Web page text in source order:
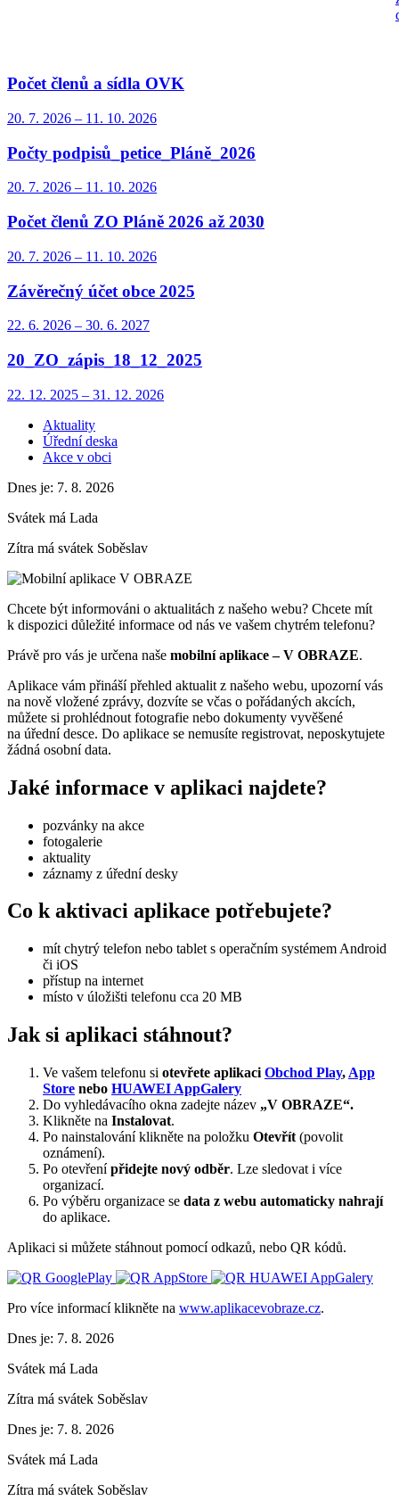
Počet členů a sídla OVK
20. 7. 2026 – 11. 10. 2026
Počty podpisů_petice_Pláně_2026
20. 7. 2026 – 11. 10. 2026
Počet členů ZO Pláně 2026 až 2030
20. 7. 2026 – 11. 10. 2026
Závěrečný účet obce 2025
22. 6. 2026 – 30. 6. 2027
20_ZO_zápis_18_12_2025
22. 12. 2025 – 31. 12. 2026
Aktuality
Úřední deska
Akce v obci
Dnes je: 7. 8. 2026
Svátek má Lada
Zítra má svátek Soběslav
Chcete být informováni o aktualitách z našeho webu? Chcete mít
k dispozici důležité informace od nás ve vašem chytrém telefonu?
Právě pro vás je určena naše mobilní aplikace – V OBRAZE.
Aplikace vám přináší přehled aktualit z našeho webu, upozorní vás
na nově vložené zprávy, dozvíte se včas o pořádaných akcích,
můžete si prohlédnout fotografie nebo dokumenty vyvěšené
na úřední desce. Do aplikace se nemusíte registrovat, neposkytujete
žádná osobní data.
Jaké informace v aplikaci najdete?
pozvánky na akce
fotogalerie
aktuality
záznamy z úřední desky
Co k aktivaci aplikace potřebujete?
mít chytrý telefon nebo tablet s operačním systémem Android
či iOS
přístup na internet
místo v úložišti telefonu cca 20 MB
Jak si aplikaci stáhnout?
Ve vašem telefonu si otevřete aplikaci Obchod Play, App
Store nebo HUAWEI AppGalery
Do vyhledávacího okna zadejte název „V OBRAZE“.
Klikněte na Instalovat.
Po nainstalování klikněte na položku Otevřít (povolit
oznámení).
Po otevřenípřidejte nový odběr. Lze sledovat i více
organizací.
Po výběru organizace se data z webu automaticky nahrají
do aplikace.
Aplikaci si můžete stáhnout pomocí odkazů, nebo QR kódů.
Pro více informací klikněte na www.aplikacevobraze.cz.
Dnes je: 7. 8. 2026
Svátek má Lada
Zítra má svátek Soběslav
Dnes je: 7. 8. 2026
Svátek má Lada
Zítra má svátek Soběslav